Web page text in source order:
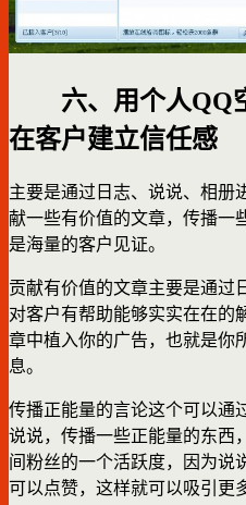
六、用个人QQ
在客户建立信任感
主要是通过日志、说说、相册
献一些有价值的文章，传播一
是海量的客户见证。
贡献有价值的文章主要是通过
对客户有帮助能够实实在在的
章中植入你的广告，也就是你
息。
传播正能量的言论这个可以通
说说，传播一些正能量的东西
间粉丝的一个活跃度，因为说
可以点赞，这样就可以吸引更